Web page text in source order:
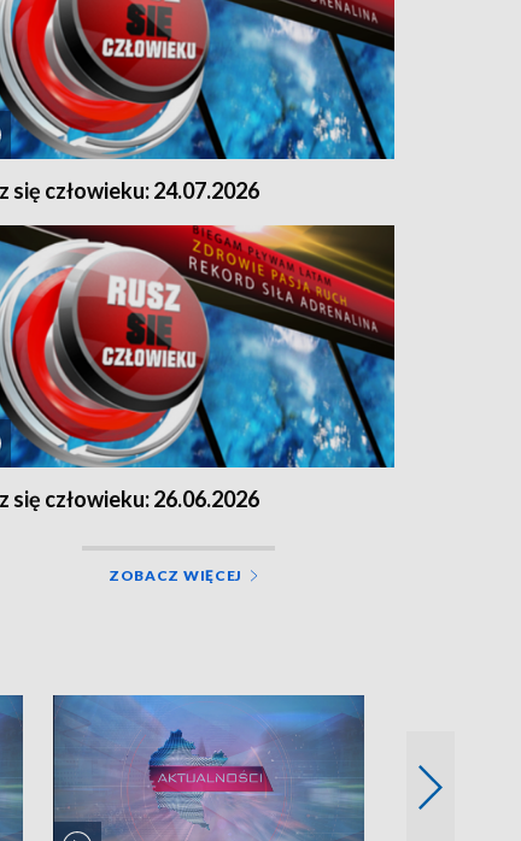
się człowieku: 24.07.2026
się człowieku: 26.06.2026
ZOBACZ WIĘCEJ